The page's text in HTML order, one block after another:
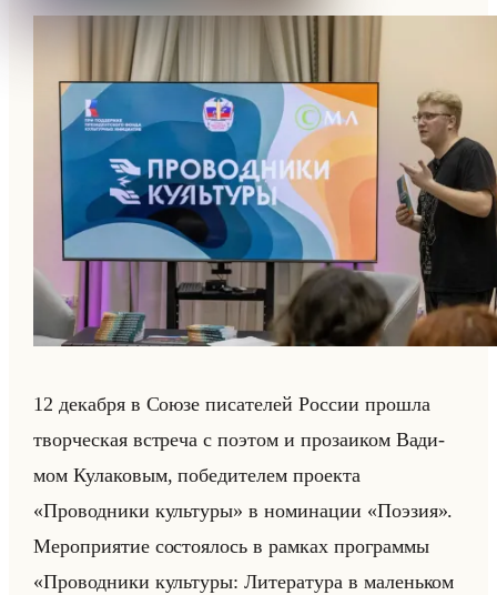
12 де­каб­ря в Союзе пи­са­те­лей Рос­сии про­шла
твор­че­ская встре­ча с по­этом и про­за­иком Ва­ди­
мом Ку­ла­ко­вым, по­бе­ди­те­лем про­ек­та
«Проводники культуры» в но­ми­на­ции «Поэзия».
Ме­ро­при­ятие со­сто­ялось в рам­ках про­грам­мы
«Проводники культуры: Литература в маленьком